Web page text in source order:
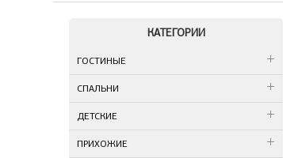
КАТЕГОРИИ
ГОСТИНЫЕ
СПАЛЬНИ
ДЕТСКИЕ
ПРИХОЖИЕ